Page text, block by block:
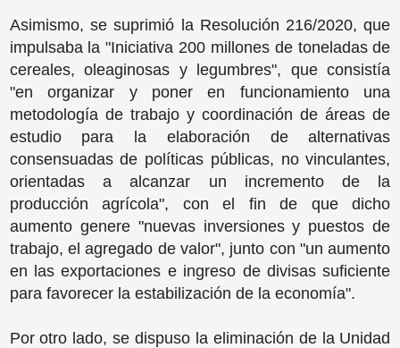
Asimismo, se suprimió la Resolución 216/2020, que
impulsaba la "Iniciativa 200 millones de toneladas de
cereales, oleaginosas y legumbres", que consistía
"en organizar y poner en funcionamiento una
metodología de trabajo y coordinación de áreas de
estudio para la elaboración de alternativas
consensuadas de políticas públicas, no vinculantes,
orientadas a alcanzar un incremento de la
producción agrícola", con el fin de que dicho
aumento genere "nuevas inversiones y puestos de
trabajo, el agregado de valor", junto con "un aumento
en las exportaciones e ingreso de divisas suficiente
para favorecer la estabilización de la economía".
Por otro lado, se dispuso la eliminación de la Unidad